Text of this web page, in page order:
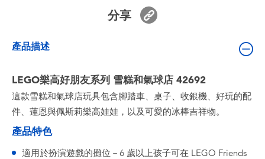
生活精品
分享
產品描述
LEGO樂高好朋友系列 雪糕和氣球店 42692
這款雪糕和氣球店玩具包含腳踏車、桌子、收銀機、好玩的配
件、蓮恩與佩斯莉樂高娃娃，以及可愛的冰棒吉祥物。
產品特色
適用於扮演遊戲的攤位－6 歲以上孩子可在 LEGO Friends